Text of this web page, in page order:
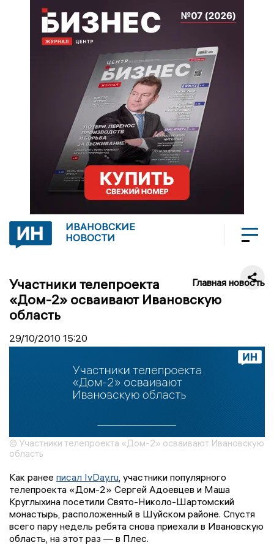
ИВАНОВСКИЕ
НОВОСТИ
Главная новость
Участники телепроекта
«Дом-2» осваивают Ивановскую
область
29/10/2010 15:20
© Участники телепроекта «Дом-2» осваивают Ивановскую
область
Как ранее писал IvDay.ru, участники популярного
телепроекта «Дом-2» Сергей Адоевцев и Маша
Круглыхина посетили Свято-Николо-Шартомский
монастырь, расположенный в Шуйском районе. Спустя
всего пару недель ребята снова приехали в Ивановскую
область, на этот раз — в Плес.